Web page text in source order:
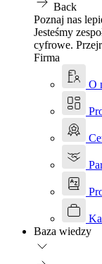
Back
Poznaj nas
Jesteśmy
cyfrowe.
Firma
O
Baza wiedzy